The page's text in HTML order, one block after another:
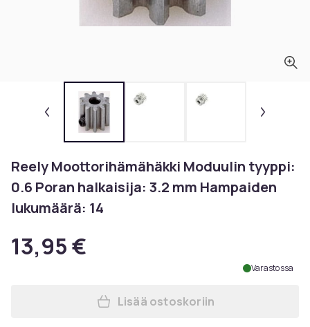
Reely Moottorihämähäkki Moduulin tyyppi:
0.6 Poran halkaisija: 3.2 mm Hampaiden
lukumäärä: 14
13,95 €
Varastossa
Lisää Reely
Lisää ostoskoriin